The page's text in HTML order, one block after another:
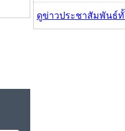
ดูข่าวประชาสัมพันธ์